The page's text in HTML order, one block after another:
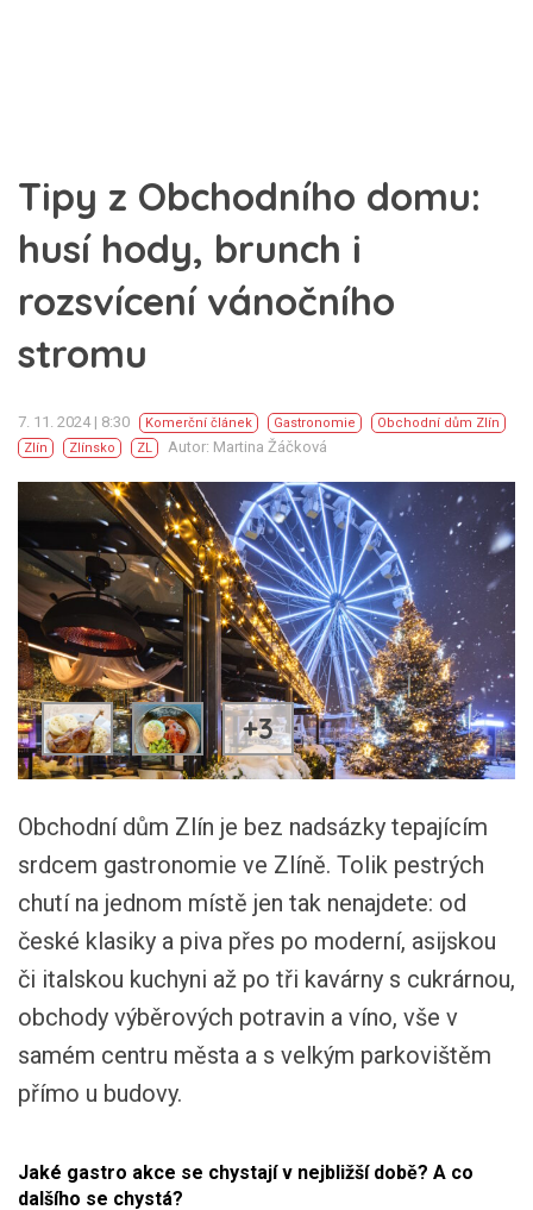
Tipy z Obchodního domu:
husí hody, brunch i
rozsvícení vánočního
stromu
7. 11. 2024 | 8:30 Komerční článek Gastronomie
Obchodní dům Zlín
Zlín
Zlínsko ZL Autor: Martina Žáčková
+3
Obchodní dům Zlín je bez nadsázky tepajícím
srdcem gastronomie ve Zlíně. Tolik pestrých
chutí na jednom místě jen tak nenajdete: od
české klasiky a piva přes po moderní, asijskou
či italskou kuchyni až po tři kavárny s cukrárnou,
obchody výběrových potravin a víno, vše v
samém centru města a s velkým parkovištěm
přímo u budovy.
Jaké gastro akce se chystají v nejbližší době? A co
dalšího se chystá?